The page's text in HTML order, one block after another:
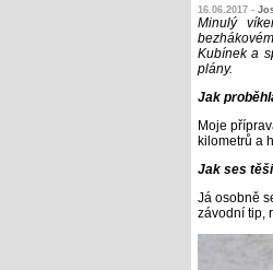
16.06.2017 -
Minulý
Kubínek a
plány.
Jak
Moje
kilometrů a
Jak ses
Já osobně
závodní tip,